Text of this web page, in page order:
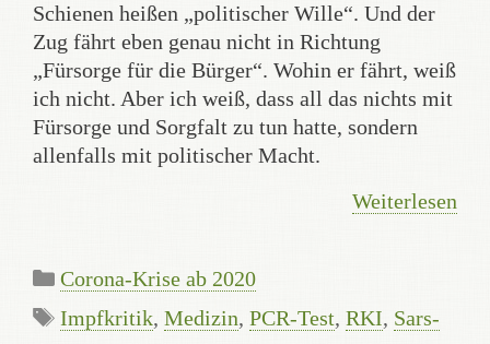
Schienen heißen „politischer Wille“. Und der
Zug fährt eben genau nicht in Richtung
„Fürsorge für die Bürger“. Wohin er fährt, weiß
ich nicht. Aber ich weiß, dass all das nichts mit
Fürsorge und Sorgfalt zu tun hatte, sondern
allenfalls mit politischer Macht.
Weiterlesen
Kategorien
Corona-Krise ab 2020
Schlagwörter
Impfkritik, Medizin, PCR-Test, RKI, Sars-